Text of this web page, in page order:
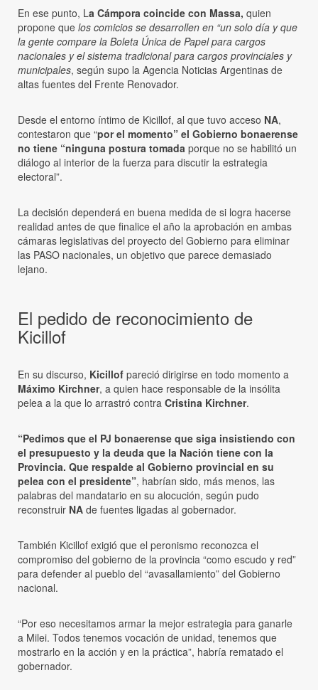
En ese punto, La Cámpora coincide con Massa, quien
propone que los comicios se desarrollen en “un solo día y que
la gente compare la Boleta Única de Papel para cargos
nacionales y el sistema tradicional para cargos provinciales y
municipales, según supo la Agencia Noticias Argentinas de
altas fuentes del Frente Renovador.
Desde el entorno íntimo de Kicillof, al que tuvo acceso NA,
contestaron que “por el momento” el Gobierno bonaerense
no tiene “ninguna postura tomada porque no se habilitó un
diálogo al interior de la fuerza para discutir la estrategia
electoral”.
La decisión dependerá en buena medida de si logra hacerse
realidad antes de que finalice el año la aprobación en ambas
cámaras legislativas del proyecto del Gobierno para eliminar
las PASO nacionales, un objetivo que parece demasiado
lejano.
El pedido de reconocimiento de
Kicillof
En su discurso, Kicillof pareció dirigirse en todo momento a
Máximo Kirchner, a quien hace responsable de la insólita
pelea a la que lo arrastró contra Cristina Kirchner.
“Pedimos que el PJ bonaerense que siga insistiendo con
el presupuesto y la deuda que la Nación tiene con la
Provincia. Que respalde al Gobierno provincial en su
pelea con el presidente”, habrían sido, más menos, las
palabras del mandatario en su alocución, según pudo
reconstruir NA de fuentes ligadas al gobernador.
También Kicillof exigió que el peronismo reconozca el
compromiso del gobierno de la provincia “como escudo y red”
para defender al pueblo del “avasallamiento” del Gobierno
nacional.
“Por eso necesitamos armar la mejor estrategia para ganarle
a Milei. Todos tenemos vocación de unidad, tenemos que
mostrarlo en la acción y en la práctica”, habría rematado el
gobernador.